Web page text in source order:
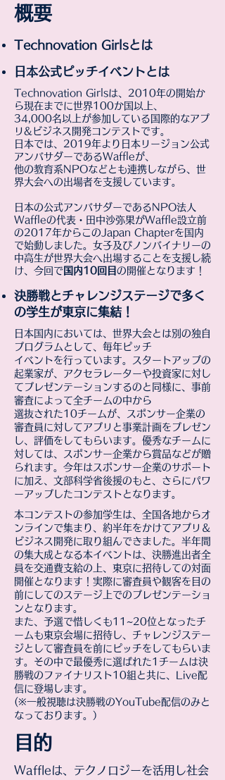
概要
Technovation Girlsとは
日本公式ピッチイベントとは
Technovation Girlsは、2010年の開始か
ら現在までに世界100か国以上、
34,000名以上が参加している国際的なアプ
リ&ビジネス開発コンテストです。
日本では、2019年より日本リージョン公式
アンバサダーであるWaffleが、
他の教育系NPOなどとも連携しながら、世
界大会への出場者を支援しています。
日本の公式アンバサダーであるNPO法人
Waffleの代表・田中沙弥果がWaffle設立前
の2017年からこのJapan Chapterを国内
で始動しました。女子及びノンバイナリーの
中高生が世界大会へ出場することを支援し続
け、今回で 国内10回目 の開催となります！
決勝戦とチャレンジステージで多く
の学生が東京に集結！
日本国内においては、世界大会とは別の独自
プログラムとして、毎年ピッチ
イベントを行っています。スタートアップの
起業家が、アクセラレーターや投資家に対し
てプレゼンテーションするのと同様に、事前
審査によって全チームの中から
選抜された10チームが、スポンサー企業の
審査員に対してアプリと事業計画をプレゼン
し、評価をしてもらいます。優秀なチームに
対しては、スポンサー企業から賞品などが贈
られます。今年はスポンサー企業のサポート
に加え、文部科学省後援のもと、さらにパワ
ーアップしたコンテストとなります。
本コンテストの参加学生は、全国各地からオ
ンラインで集まり、約半年をかけてアプリ＆
ビジネス開発に取り組んできました。半年間
の集大成となる本イベントは、決勝進出者全
員を交通費支給の上、東京に招待しての対面
開催となります！実際に審査員や観客を目の
前にしてのステージ上でのプレゼンテーショ
ンとなります。
また、予選で惜しくも11~20位となったチ
ームも東京会場に招待し、チャレンジステー
ジとして審査員を前にピッチをしてもらいま
す。その中で最優秀に選ばれた1チームは決
勝戦のファイナリスト10組と共に、Live配
信に登場します。
(※一般視聴は決勝戦のYouTube配信のみと
なっております。）
目的
Waffleは、テクノロジーを活用し社会